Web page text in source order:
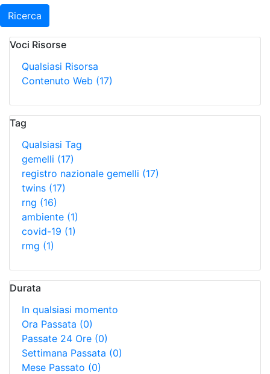
Ricerca
Voci Risorse
Qualsiasi Risorsa
Contenuto Web (17)
Tag
Qualsiasi Tag
gemelli (17)
registro nazionale gemelli (17)
twins (17)
rng (16)
ambiente (1)
covid-19 (1)
rmg (1)
Durata
In qualsiasi momento
Ora Passata (0)
Passate 24 Ore (0)
Settimana Passata (0)
Mese Passato (0)